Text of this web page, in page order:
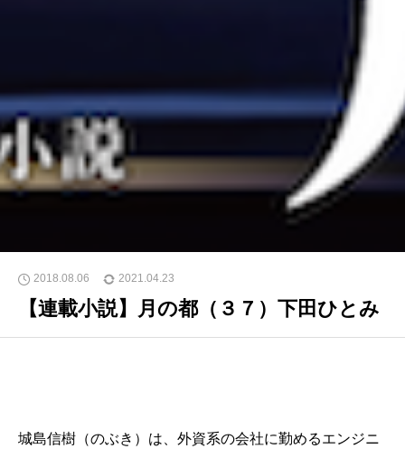
2018.08.06 2021.04.23
【連載小説】月の都（３７）下田ひとみ
城島信樹（のぶき）は、外資系の会社に勤めるエンジニ